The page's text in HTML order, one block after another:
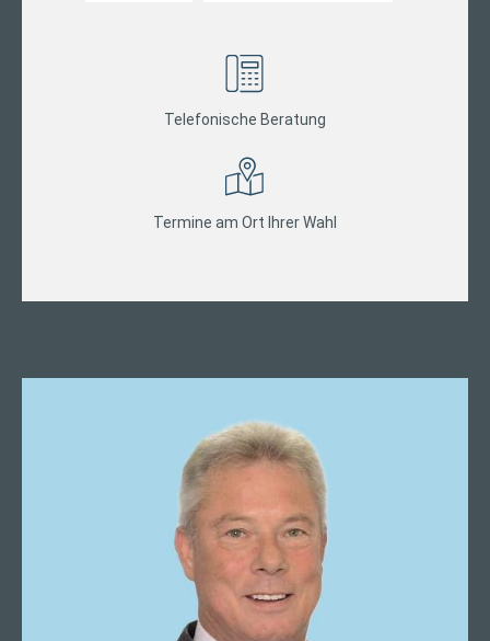
Telefonische Beratung
Termine am Ort Ihrer Wahl